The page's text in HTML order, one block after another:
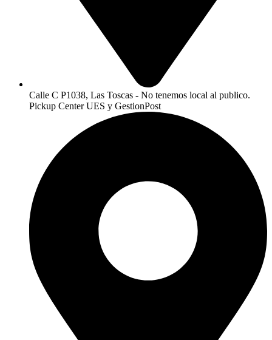
Calle C P1038, Las Toscas - No tenemos local al publico.
Pickup Center UES y GestionPost